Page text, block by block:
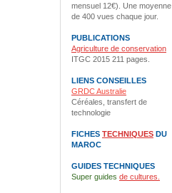
mensuel 12€). Une moyenne
de 400 vues chaque jour.
PUBLICATIONS
Agriculture de conservation
ITGC 2015 211 pages.
LIENS CONSEILLES
GRDC Australie
Céréales, transfert de
technologie
FICHES TECHNIQUES DU
MAROC
GUIDES TECHNIQUES
Super guides de cultures.